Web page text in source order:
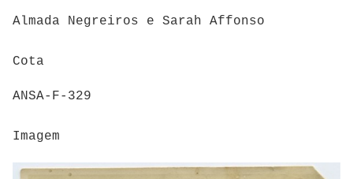
Almada Negreiros e Sarah Affonso
Cota
ANSA-F-329
Imagem